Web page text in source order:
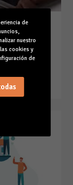
laboral
razón
de
nuestro
cookies y
de